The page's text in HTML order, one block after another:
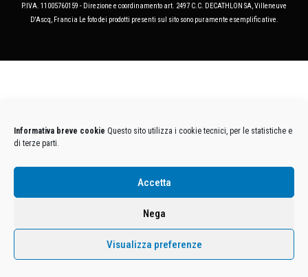
Informativa breve cookie Questo sito utilizza i cookie tecnici, per le statistiche e
di terze parti.
Accetta
Nega
Visualizza preferenze
P.IVA. 11005760159 - Direzione e coordinamento art. 2497 C.C. DECATHLON SA, Villeneuve
D'Ascq, Francia Le foto dei prodotti presenti sul sito sono puramente esemplificative.